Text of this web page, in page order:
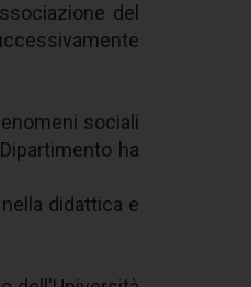
del
sociali
ha
didattica e